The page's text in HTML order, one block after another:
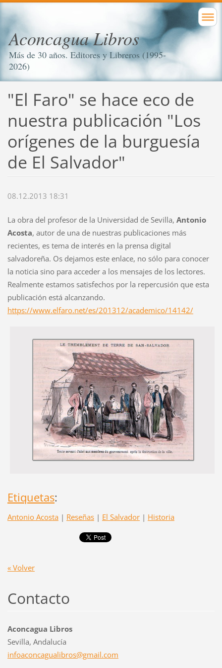
Aconcagua Libros
Más de 30 años. Editores y Libreros (1995-
2026)
"El Faro" se hace eco de
nuestra publicación "Los
orígenes de la burguesía
de El Salvador"
08.12.2013 18:31
La obra del profesor de la Universidad de Sevilla, Antonio
Acosta, autor de una de nuestras publicaciones más
recientes, es tema de interés en la prensa digital
salvadoreña. Os dejamos este enlace, no sólo para conocer
la noticia sino para acceder a los mensajes de los lectores.
Realmente estamos satisfechos por la repercusión que esta
publicación está alcanzando.
https://www.elfaro.net/es/201312/academico/14142/
Etiquetas:
Antonio Acosta | Reseñas | El Salvador | Historia
« Volver
Contacto
Aconcagua Libros
Sevilla, Andalucía
infoaconcagualibros@gmail.com